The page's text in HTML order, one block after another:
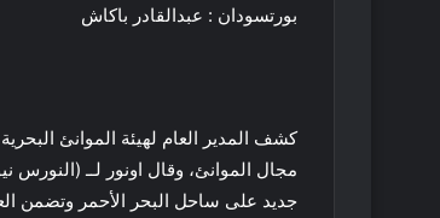
بورتسودان : عبدالقادر باكاش
كشف المدير العام لهيئة الموانئ